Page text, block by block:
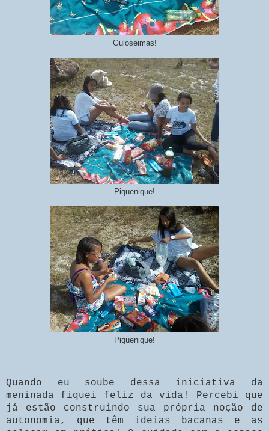
Guloseimas!
Piquenique!
Piquenique!
Quando eu soube dessa iniciativa da
meninada fiquei feliz da vida! Percebi que
já estão construindo sua própria noção de
autonomia, que têm ideias bacanas e as